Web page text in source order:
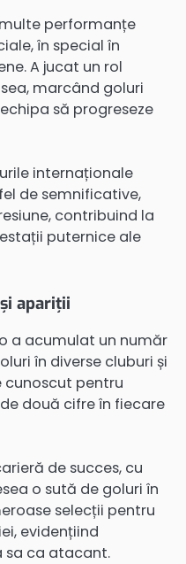
performanțe
în special în
A jucat un rol
marcând goluri
să progreseze
internaționale
de semnificative,
contribuind la
puternice ale
apariții
a acumulat un număr
în diverse cluburi și
cunoscut pentru
două cifre în fiecare
de succes, cu
o sută de goluri în
selecții pentru
evidențiind
sa ca atacant.